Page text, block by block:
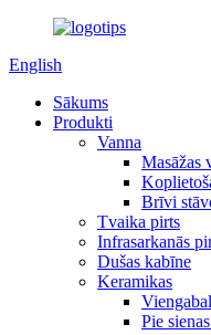
English
Sākums
Produkti
Vanna
Masāžas
Brīvi
Tvaika pirts
Infrasarkanās
Dušas kabīne
Keramikas
Pie